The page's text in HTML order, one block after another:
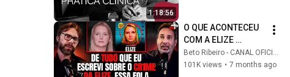
1:18:56
Aberta
O QUE ACONTECEU
COM A ELIZE
MATSUNAGA E A
FORTUNA DO
101K views • 7 months ago